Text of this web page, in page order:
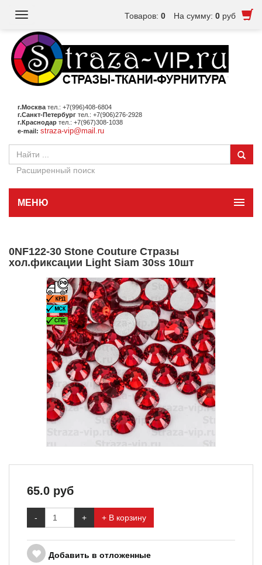
Товаров: 0 На сумму: 0 руб
Toggle
г.Москва тел.: +7(996)408-6804
г.Санкт-Петербург тел.: +7(906)276-2928
г.Краснодар тел.: +7(967)308-1038
e-mail: straza-vip@mail.ru
Расширенный поиск
МЕНЮ
0NF122-30 Stone Couture Стразы
хол.фиксации Light Siam 30ss 10шт
65.0 руб
- + + В корзину
Добавить в отложенные